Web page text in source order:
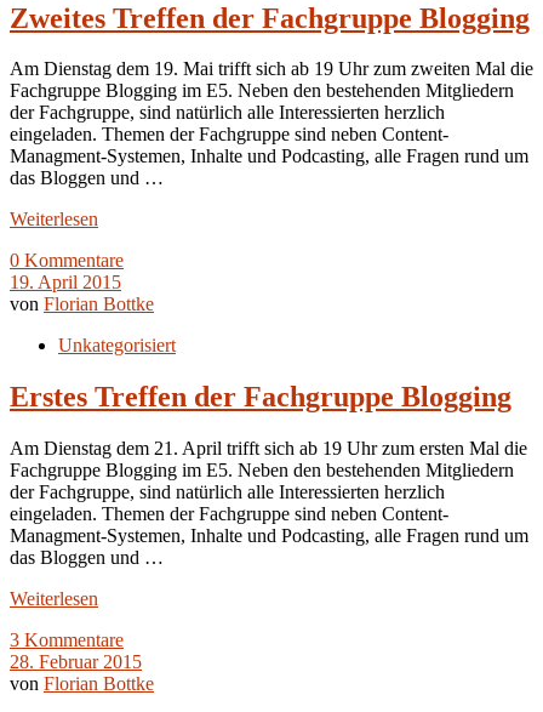
Zweites Treffen der Fachgruppe Blogging
Am Dienstag dem 19. Mai trifft sich ab 19 Uhr zum zweiten Mal die
Fachgruppe Blogging im E5. Neben den bestehenden Mitgliedern
der Fachgruppe, sind natürlich alle Interessierten herzlich
eingeladen. Themen der Fachgruppe sind neben Content-
Managment-Systemen, Inhalte und Podcasting, alle Fragen rund um
das Bloggen und …
Weiterlesen
0 Kommentare
19. April 2015
von Florian Bottke
Unkategorisiert
Erstes Treffen der Fachgruppe Blogging
Am Dienstag dem 21. April trifft sich ab 19 Uhr zum ersten Mal die
Fachgruppe Blogging im E5. Neben den bestehenden Mitgliedern
der Fachgruppe, sind natürlich alle Interessierten herzlich
eingeladen. Themen der Fachgruppe sind neben Content-
Managment-Systemen, Inhalte und Podcasting, alle Fragen rund um
das Bloggen und …
Weiterlesen
3 Kommentare
28. Februar 2015
von Florian Bottke